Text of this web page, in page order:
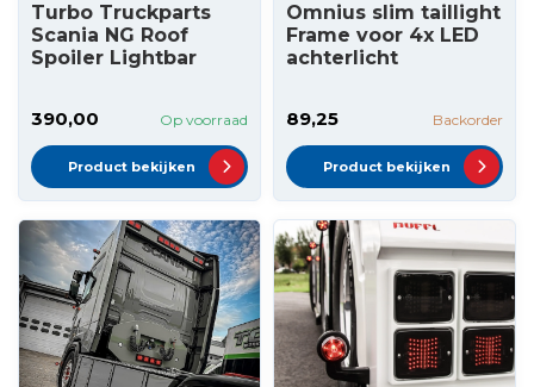
Turbo Truckparts
Scania NG Roof
Spoiler Lightbar
390,00 Op voorraad
Product bekijken
Omnius slim taillight
Frame voor 4x LED
achterlicht
89,25 Backorder
Product bekijken